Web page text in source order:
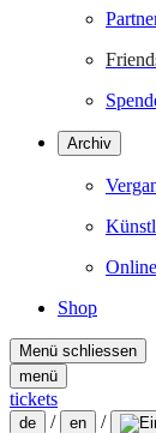
Archiv
Shop
Menü schliessen
menü
tickets
de / en /